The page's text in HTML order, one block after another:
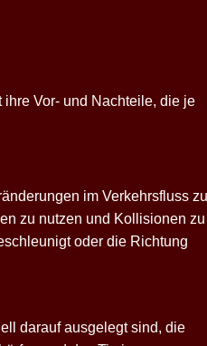
Vor- und Nachteile, die je
im Verkehrsfluss zu
zu nutzen und Kollisionen zu
oder die Richtung
darauf ausgelegt sind, die